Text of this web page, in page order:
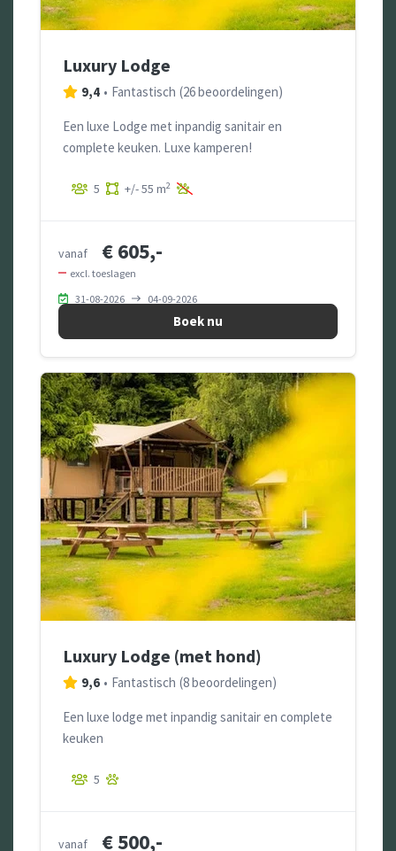
Luxury Lodge
9,4 • Fantastisch (26 beoordelingen)
Een luxe Lodge met inpandig sanitair en
complete keuken. Luxe kamperen!
5 +/- 55 m2
vanaf € 605,-
excl. toeslagen
31-08-2026
04-09-2026
Boek nu
Luxury Lodge (met hond)
9,6 • Fantastisch (8 beoordelingen)
Een luxe lodge met inpandig sanitair en complete
keuken
5
vanaf € 500,-